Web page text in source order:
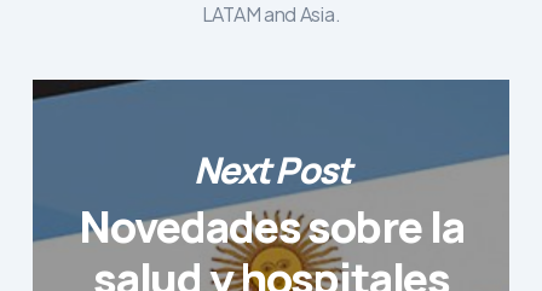
LATAM and Asia.
Next Post
Novedades sobre la
salud y hospitales